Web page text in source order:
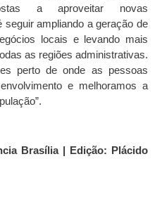
a aproveitar novas
seguir ampliando a geração de
locais e levando mais
as regiões administrativas.
perto de onde as pessoas
e melhoramos a
Brasília | Edição: Plácido